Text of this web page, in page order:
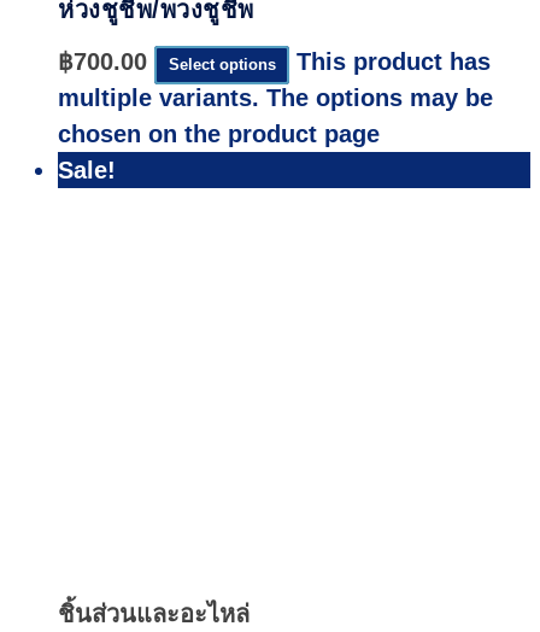
ห่วงชูชีพ/พวงชูชีพ
฿700.00 Select options
This product has
multiple variants. The options may be
chosen on the product page
Sale!
ชิ้นส่วนและอะไหล่